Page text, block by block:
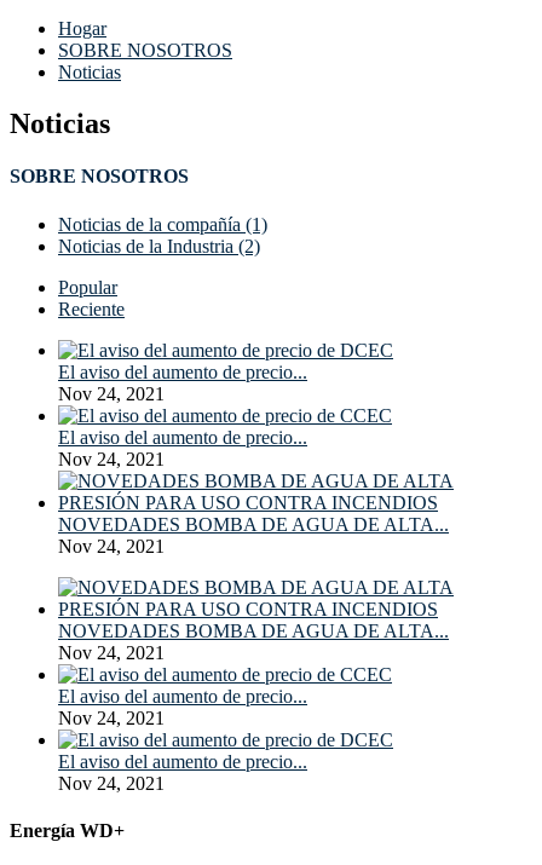
Hogar
SOBRE NOSOTROS
Noticias
Noticias
SOBRE NOSOTROS
Noticias de la compañía (1)
Noticias de la Industria (2)
Popular
Reciente
El aviso del aumento de precio...
Nov 24, 2021
El aviso del aumento de precio...
Nov 24, 2021
NOVEDADES BOMBA DE AGUA DE ALTA...
Nov 24, 2021
NOVEDADES BOMBA DE AGUA DE ALTA...
Nov 24, 2021
El aviso del aumento de precio...
Nov 24, 2021
El aviso del aumento de precio...
Nov 24, 2021
Energía WD+